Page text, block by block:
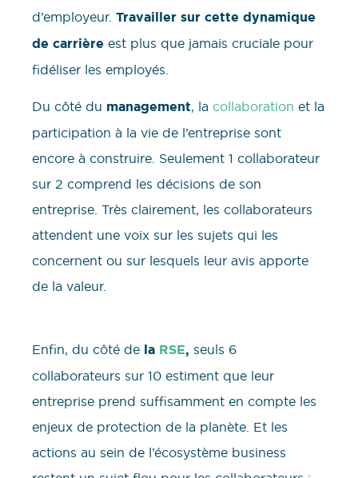
d’employeur. Travailler sur cette dynamique
de carrière est plus que jamais cruciale pour
fidéliser les employés.
Du côté du management, la collaboration et la
participation à la vie de l’entreprise sont
encore à construire. Seulement 1 collaborateur
sur 2 comprend les décisions de son
entreprise. Très clairement, les collaborateurs
attendent une voix sur les sujets qui les
concernent ou sur lesquels leur avis apporte
de la valeur.
Enfin, du côté de la RSE, seuls 6
collaborateurs sur 10 estiment que leur
entreprise prend suffisamment en compte les
enjeux de protection de la planète. Et les
actions au sein de l’écosystème business